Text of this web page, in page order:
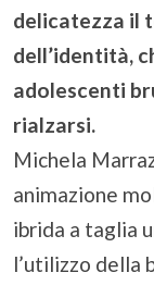
delicatezza il
dell’identità,
adolescenti
rialzarsi.
Michela
animazione
ibrida a taglia
l’utilizzo della